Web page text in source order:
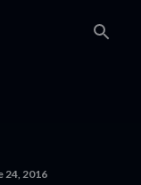
24, 2016